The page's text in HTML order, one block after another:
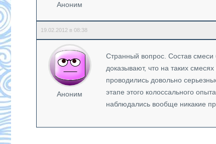
Аноним
19.02.2012 в 08:38
Аноним
Странный вопрос. Состав
доказывают, что на таких
проводились довольно
этапе этого колоссального
наблюдались вообще никакие